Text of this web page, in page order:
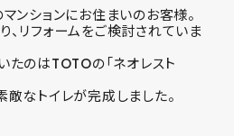
ンションにお住まいのお客様。
リフォームをご検討されていま
のはTOTOの「ネオレスト
なトイレが完成しました。